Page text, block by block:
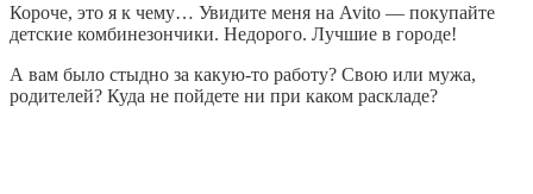
Короче, это я к чему… Увидите меня на Avito — покупайте
детские комбинезончики. Недорого. Лучшие в городе!
А вам было стыдно за какую-то работу? Свою или мужа,
родителей? Куда не пойдете ни при каком раскладе?